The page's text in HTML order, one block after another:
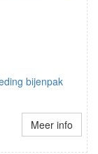
bijenpak
Meer info